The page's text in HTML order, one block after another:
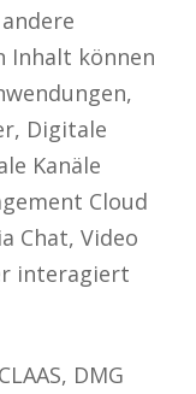
Inhalt können
Digitale
Kanäle
Cloud
Chat, Video
interagiert
DMG